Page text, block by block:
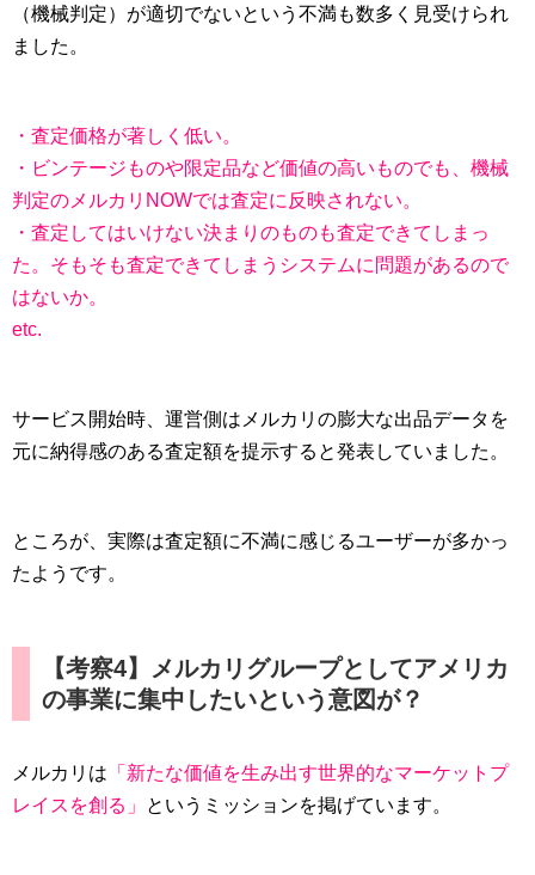
（機械判定）が適切でないという不満も数多く見受けられ
ました。
・査定価格が著しく低い。
・ビンテージものや限定品など価値の高いものでも、機械
判定のメルカリNOWでは査定に反映されない。
・査定してはいけない決まりのものも査定できてしまっ
た。そもそも査定できてしまうシステムに問題があるので
はないか。
etc.
サービス開始時、運営側はメルカリの膨大な出品データを
元に納得感のある査定額を提示すると発表していました。
ところが、実際は査定額に不満に感じるユーザーが多かっ
たようです。
【考察4】メルカリグループとしてアメリカ
の事業に集中したいという意図が？
メルカリは 「新たな価値を生み出す世界的なマーケットプ
レイスを創る」
というミッションを掲げています。